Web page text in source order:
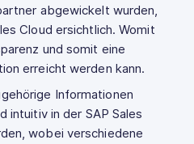
abgewickelt wurden,
Cloud ersichtlich. Womit
und somit eine
erreicht werden kann.
Informationen
intuitiv in der SAP Sales
wobei verschiedene